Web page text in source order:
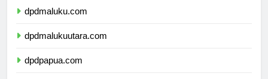
dpdmaluku.com
dpdmalukuutara.com
dpdpapua.com